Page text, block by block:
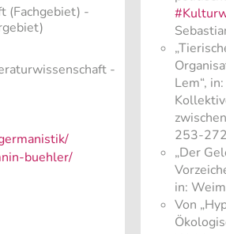
(Fachgebiet) -
-
buehler/
Lem“,
253-272
„Der
in:
Von